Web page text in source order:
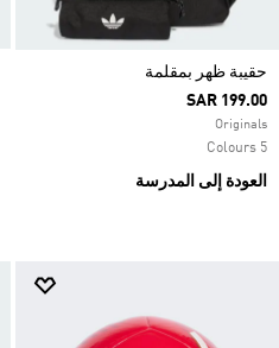
حقيبة ظهر بمقلمة
SAR 199.00
Originals
5 Colours
العودة إلى المدرسة